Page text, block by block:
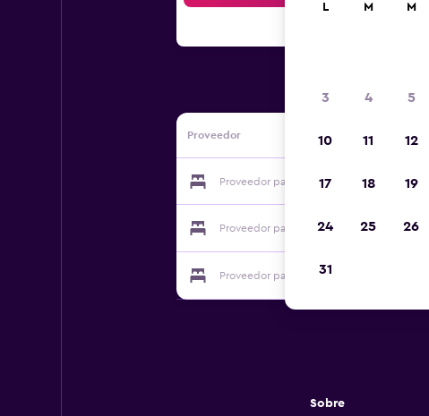
Proveedor
Proveedor para Chateau De La Motte
Proveedor para Chateau De La Motte
Proveedor para Chateau De La Motte
Sobre
L M M
3 4 5
10 11 12
17 18 19
24 25 26
31